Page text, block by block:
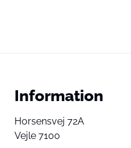
Information
Horsensvej 72A
Vejle 7100